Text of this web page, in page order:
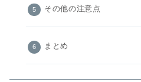
その他の注意点
まとめ